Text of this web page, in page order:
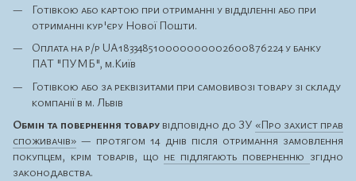
Готівкою або картою при отриманні у відділенні або при
отриманні кур'єру Нової Пошти.
Оплата на р/р UA183348510000000002600876224 у банку
ПАТ "ПУМБ", м.Київ
Готівкою або за реквізитами при самовивозі товару зі складу
компанії в м. Львів
Обмін та повернення товару відповідно до ЗУ «Про захист прав
споживачів» — протягом 14 днів після отримання замовлення
покупцем, крім товарів, що не підлягають поверненню згідно
законодавства.